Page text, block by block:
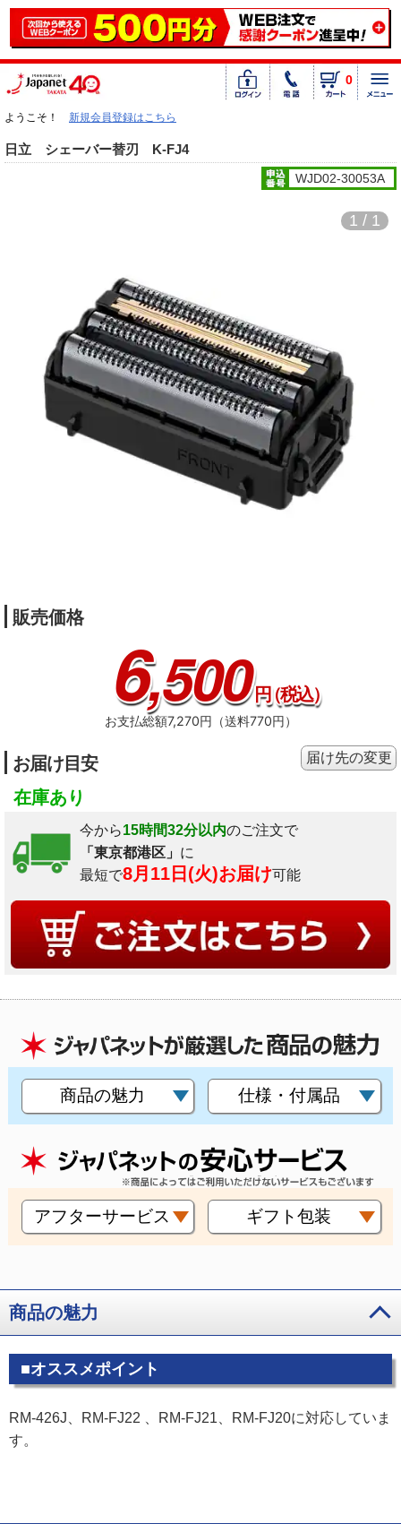
0
ようこそ！ 新規会員登録はこちら
日立 シェーバー替刃 K-FJ4
WJD02-30053A
1 / 1
販売価格
6,500円（税込）
お支払総額7,270円（送料770円）
お届け目安
在庫あり
今から15時間32分以内のご注文で
「東京都港区」 に
最短で8月11日(火)お届け可能
届け先の変更
商品の魅力 仕様・付属品
アフターサービス ギフト包装
商品の魅力
■オススメポイント
RM-426J、RM-FJ22 、RM-FJ21、RM-FJ20に対応していま
す。